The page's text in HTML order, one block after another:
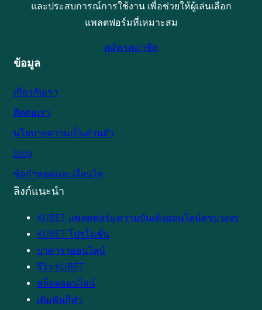
และประสบการณ์การใช้งาน เพื่อช่วยให้ผู้เล่นเลือก
แพลตฟอร์มที่เหมาะสม
สมัครสมาชิก
ข้อมูล
เกี่ยวกับเรา
ติดต่อเรา
นโยบายความเป็นส่วนตัว
Blog
ข้อกำหนดและเงื่อนไข
ลิงก์แนะนำ
KUBET แพลตฟอร์มความบันเทิงออนไลน์ครบวงจร
KUBET โปรโมชั่น
บาคาร่าออนไลน์
รีวิว KUBET
สล็อตออนไลน์
เดิมพันกีฬา